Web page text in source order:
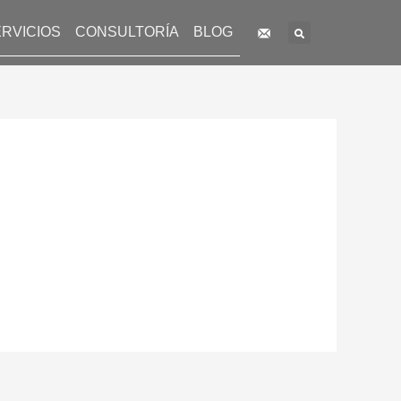
CONSULTORÍA BLOG Search